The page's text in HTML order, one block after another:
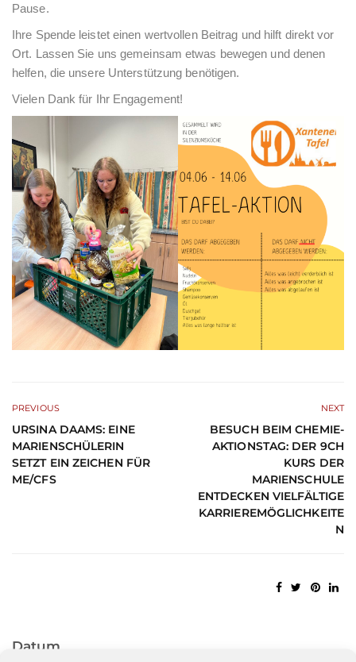
Pause.
Ihre Spende leistet einen wertvollen Beitrag und hilft direkt vor
Ort. Lassen Sie uns gemeinsam etwas bewegen und denen
helfen, die unsere Unterstützung benötigen.
Vielen Dank für Ihr Engagement!
PREVIOUS
URSINA DAAMS: EINE
MARIENSCHÜLERIN
SETZT EIN ZEICHEN FÜR
ME/CFS
NEXT
BESUCH BEIM CHEMIE-
AKTIONSTAG: DER 9CH
KURS DER
MARIENSCHULE
ENTDECKEN VIELFÄLTIGE
KARRIEREMÖGLICHKEITE
N
Datum